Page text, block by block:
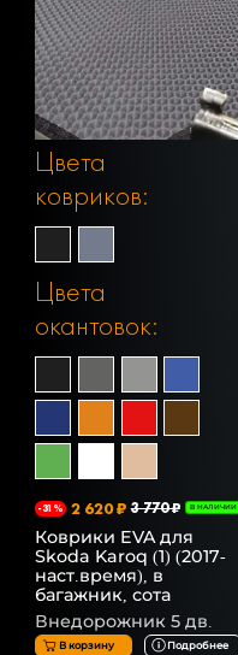
Цвета
ковриков:
Цвета
окантовок:
-31% 2 620 ₽ 3 770 ₽ В НАЛИЧИИ
Коврики EVA для
Skoda Karoq (1) (2017-
наст.время), в
багажник, сота
Внедорожник 5 дв.
В корзину Подробнее